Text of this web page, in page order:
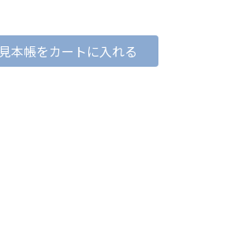
見本帳をカートに入れる